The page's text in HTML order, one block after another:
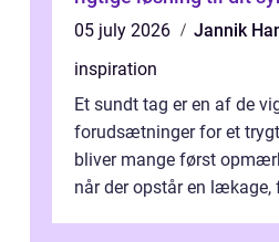
05 july 2026
Jannik
inspiration
Et sundt tag er en af de
forudsætninger for et
bliver mange først
når der opstår en lækage,